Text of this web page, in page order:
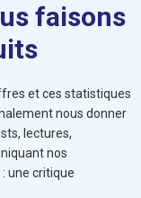
faisons
et ces statistiques
nous donner
lectures,
nos
une critique